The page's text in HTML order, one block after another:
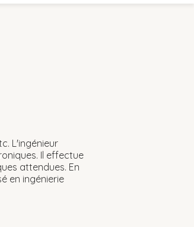
L'ingénieur
Il effectue
attendues. En
en ingénierie